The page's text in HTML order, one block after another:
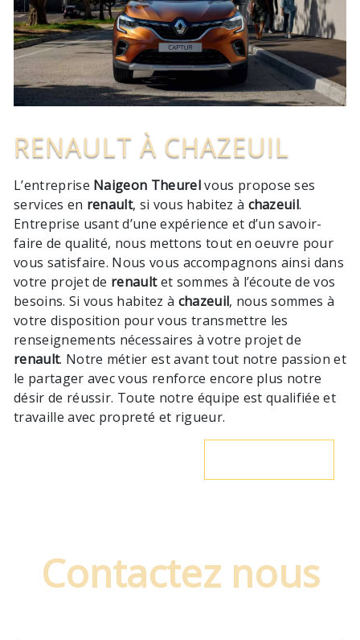
RENAULT À CHAZEUIL
L’entreprise Naigeon Theurelvous propose ses
services en renault, si vous habitez à chazeuil.
Entreprise usant d’une expérience et d’un savoir-
faire de qualité, nous mettons tout en oeuvre pour
vous satisfaire. Nous vous accompagnons ainsi dans
votre projet de renaultet sommes à l’écoute de vos
besoins. Si vous habitez à chazeuil, nous sommes à
votre disposition pour vous transmettre les
renseignements nécessaires à votre projet de
renault. Notre métier est avant tout notre passion et
le partager avec vous renforce encore plus notre
désir de réussir. Toute notre équipe est qualifiée et
travaille avec propreté et rigueur.
Contactez nous